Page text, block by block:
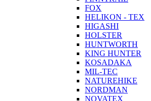
FOX
HELIKON - TEX
HIGASHI
HOLSTER
HUNTWORTH
KING HUNTER
KOSADAKA
MIL-TEC
NATUREHIKE
NORDMAN
NOVATEX